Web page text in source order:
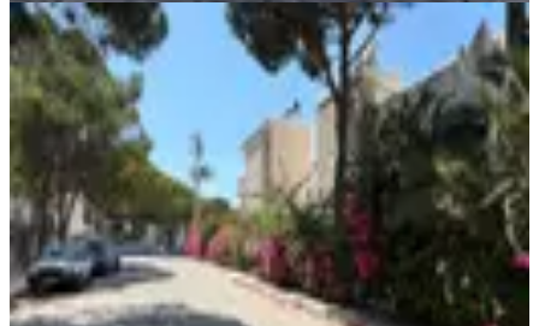
SİTE İÇİ
Sahile 50 M Mesafede Satılık Havuzlu
3+1 Eşyalı Dubleks
Didim, Mavişehir Mahallesi
3+1
170 m²· Çatı Dubleks 03.08.2026
8.200.000 ₺
PAŞAOĞLU GAYRİMENKUL Bekir Paşaoğlu